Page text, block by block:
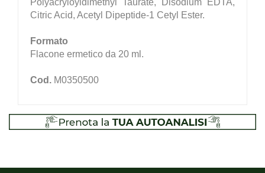
Citric Acid, Acetyl Dipeptide-1 Cetyl Ester.
Formato
Flacone ermetico da 20 ml.
Cod. M0350500